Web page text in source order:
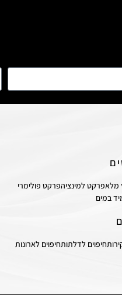
מלאפרקט למינציהפרקט פולימרי
במים
חיפוים לדלתותחיפוים לארונות